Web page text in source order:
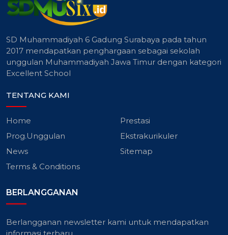
SD Muhammadiyah 6 Gadung Surabaya pada tahun
2017 mendapatkan penghargaan sebagai sekolah
unggulan Muhammadiyah Jawa Timur dengan kategori
Excellent School
TENTANG KAMI
Home
Prestasi
Prog.Unggulan
Ekstrakurikuler
News
Sitemap
Terms & Conditions
BERLANGGANAN
Berlangganan newsletter kami untuk mendapatkan